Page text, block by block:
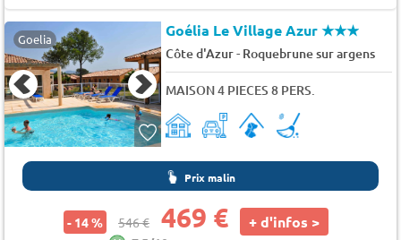
Goelia Goélia Le Village Azur★★★
Côte d'Azur- Roquebrune sur argens
MAISON 4 PIECES 8 PERS.
Prix malin
- 14 % 546 € 469 € + d'infos >